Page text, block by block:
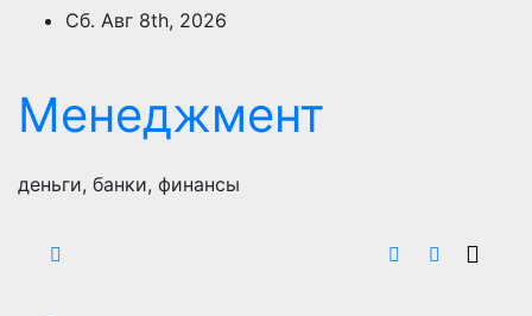
ПерейтиСб. Авг 8th, 2026
Менеджмент
деньги, банки, финансы